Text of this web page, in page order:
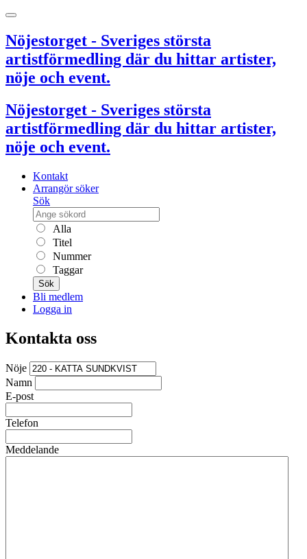
Nöjestorget - Sveriges största
artistförmedling där du hittar artister,
nöje och event.
Nöjestorget - Sveriges största
artistförmedling där du hittar artister,
nöje och event.
Kontakt
Arrangör söker
Sök
Alla
Titel
Nummer
Taggar
Sök
Bli medlem
Logga in
Kontakta oss
Nöje
Namn
E-post
Telefon
Meddelande